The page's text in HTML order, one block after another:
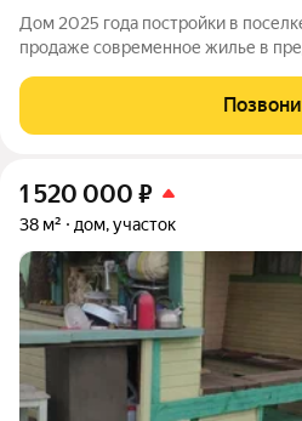
Дом 2025 года постройки в
продаже современное жилье в
этаже расположены кухня,
два санузла, один из
1 520 000 ₽
38 м² дом, участок